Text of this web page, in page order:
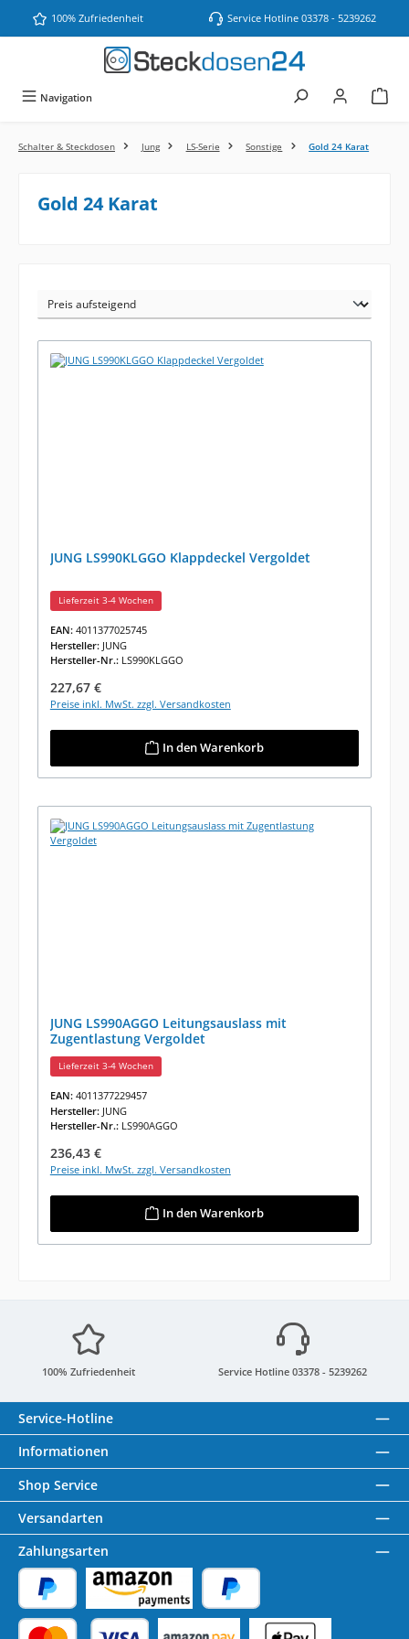
Zum Hauptinhalt springen
100% Zufriedenheit Service Hotline 03378 - 5239262
Navigation
Schalter & Steckdosen Jung LS-Serie Sonstige Gold 24 Karat
Gold 24 Karat
JUNG LS990KLGGO Klappdeckel Vergoldet
Lieferzeit 3-4 Wochen
EAN: 4011377025745
Hersteller: JUNG
Hersteller-Nr.: LS990KLGGO
Regulärer Preis:
227,67 €
Preise inkl. MwSt. zzgl. Versandkosten
In den Warenkorb
JUNG LS990AGGO Leitungsauslass mit
Zugentlastung Vergoldet
Lieferzeit 3-4 Wochen
EAN: 4011377229457
Hersteller: JUNG
Hersteller-Nr.: LS990AGGO
Regulärer Preis:
236,43 €
Preise inkl. MwSt. zzgl. Versandkosten
In den Warenkorb
100% Zufriedenheit Service Hotline 03378 - 5239262
Service-Hotline
Informationen
Shop Service
Versandarten
Zahlungsarten
PayPal Amazon Pay Später Bezahlen